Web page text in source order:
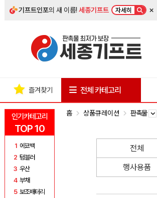
기프트인포의 새 이름!세종기프트 자세히 ×
인기카테고리
TOP 10
1 에코백
2 텀블러
3 우산
4 부채
5 보조배터리
즐겨찾기 전체 카테고리
홈 상품큐레이션 판촉물
전체
행사용품